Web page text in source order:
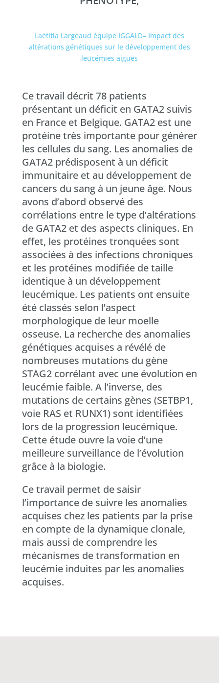
Laétitia Largeaud équipe IGGALD– Impact des
altérations génétiques sur le développement des
leucémies aiguës
Ce travail décrit 78 patients
présentant un déficit en GATA2 suivis
en France et Belgique. GATA2 est une
protéine très importante pour générer
les cellules du sang. Les anomalies de
GATA2 prédisposent à un déficit
immunitaire et au développement de
cancers du sang à un jeune âge. Nous
avons d’abord observé des
corrélations entre le type d’altérations
de GATA2 et des aspects cliniques. En
effet, les protéines tronquées sont
associées à des infections chroniques
et les protéines modifiée de taille
identique à un développement
leucémique. Les patients ont ensuite
été classés selon l’aspect
morphologique de leur moelle
osseuse. La recherche des anomalies
génétiques acquises a révélé de
nombreuses mutations du gène
STAG2 corrélant avec une évolution en
leucémie faible. A l’inverse, des
mutations de certains gènes (SETBP1,
voie RAS et RUNX1) sont identifiées
lors de la progression leucémique.
Cette étude ouvre la voie d’une
meilleure surveillance de l’évolution
grâce à la biologie.
Ce travail permet de saisir
l’importance de suivre les anomalies
acquises chez les patients par la prise
en compte de la dynamique clonale,
mais aussi de comprendre les
mécanismes de transformation en
leucémie induites par les anomalies
acquises.